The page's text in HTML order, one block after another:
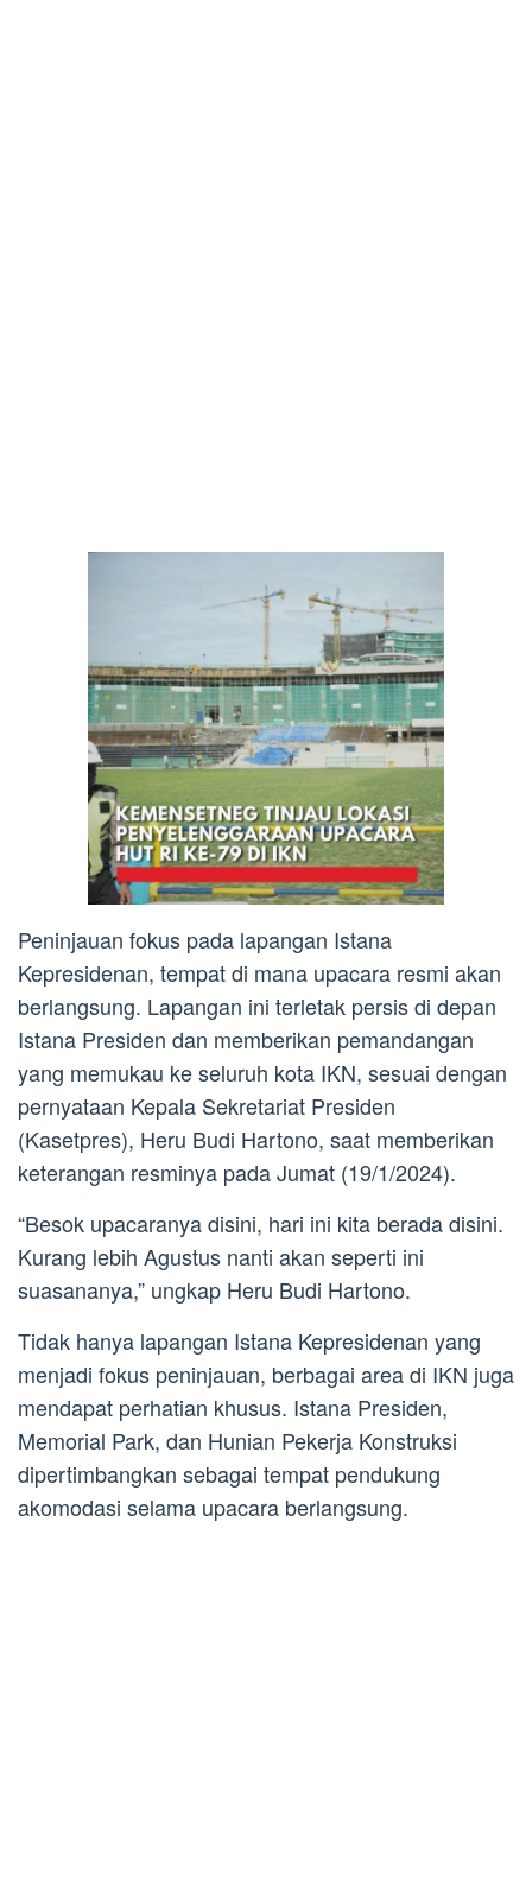
Peninjauan fokus pada lapangan Istana
Kepresidenan, tempat di mana upacara resmi akan
berlangsung. Lapangan ini terletak persis di depan
Istana Presiden dan memberikan pemandangan
yang memukau ke seluruh kota IKN, sesuai dengan
pernyataan Kepala Sekretariat Presiden
(Kasetpres), Heru Budi Hartono, saat memberikan
keterangan resminya pada Jumat (19/1/2024).
“Besok upacaranya disini, hari ini kita berada disini.
Kurang lebih Agustus nanti akan seperti ini
suasananya,” ungkap Heru Budi Hartono.
Tidak hanya lapangan Istana Kepresidenan yang
menjadi fokus peninjauan, berbagai area di IKN juga
mendapat perhatian khusus. Istana Presiden,
Memorial Park, dan Hunian Pekerja Konstruksi
dipertimbangkan sebagai tempat pendukung
akomodasi selama upacara berlangsung.